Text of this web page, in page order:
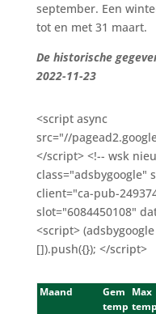
september. Een
tot en met 31 maart.
De historische
2022-11-23
<script async
src="//
</script> <!-- wsk
class="adsbygoogle"
client="ca-pub-
slot="6084450108"
<script>
[]).push({}); </script>
Maand
Gem
temp
Max
temp